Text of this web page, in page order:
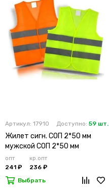
Артикул: 17910 Доступно: 59 шт.
Жилет сигн. СОП 2*50 мм
мужской СОП 2*50 мм
опт
241 ₽
кр.опт
236 ₽
Выбрать